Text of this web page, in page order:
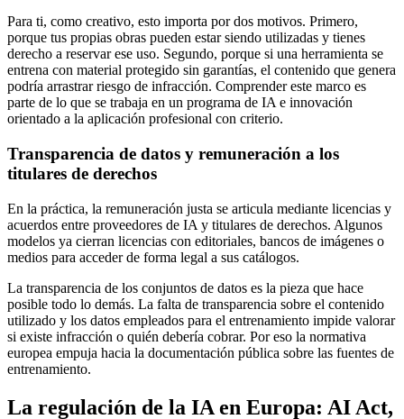
Para ti, como creativo, esto importa por dos motivos. Primero,
porque tus propias obras pueden estar siendo utilizadas y tienes
derecho a reservar ese uso. Segundo, porque si una herramienta se
entrena con material protegido sin garantías, el contenido que genera
podría arrastrar riesgo de infracción. Comprender este marco es
parte de lo que se trabaja en un programa de IA e innovación
orientado a la aplicación profesional con criterio.
Transparencia de datos y remuneración a los
titulares de derechos
En la práctica, la remuneración justa se articula mediante licencias y
acuerdos entre proveedores de IA y titulares de derechos. Algunos
modelos ya cierran licencias con editoriales, bancos de imágenes o
medios para acceder de forma legal a sus catálogos.
La transparencia de los conjuntos de datos es la pieza que hace
posible todo lo demás. La falta de transparencia sobre el contenido
utilizado y los datos empleados para el entrenamiento impide valorar
si existe infracción o quién debería cobrar. Por eso la normativa
europea empuja hacia la documentación pública sobre las fuentes de
entrenamiento.
La regulación de la IA en Europa: AI Act,